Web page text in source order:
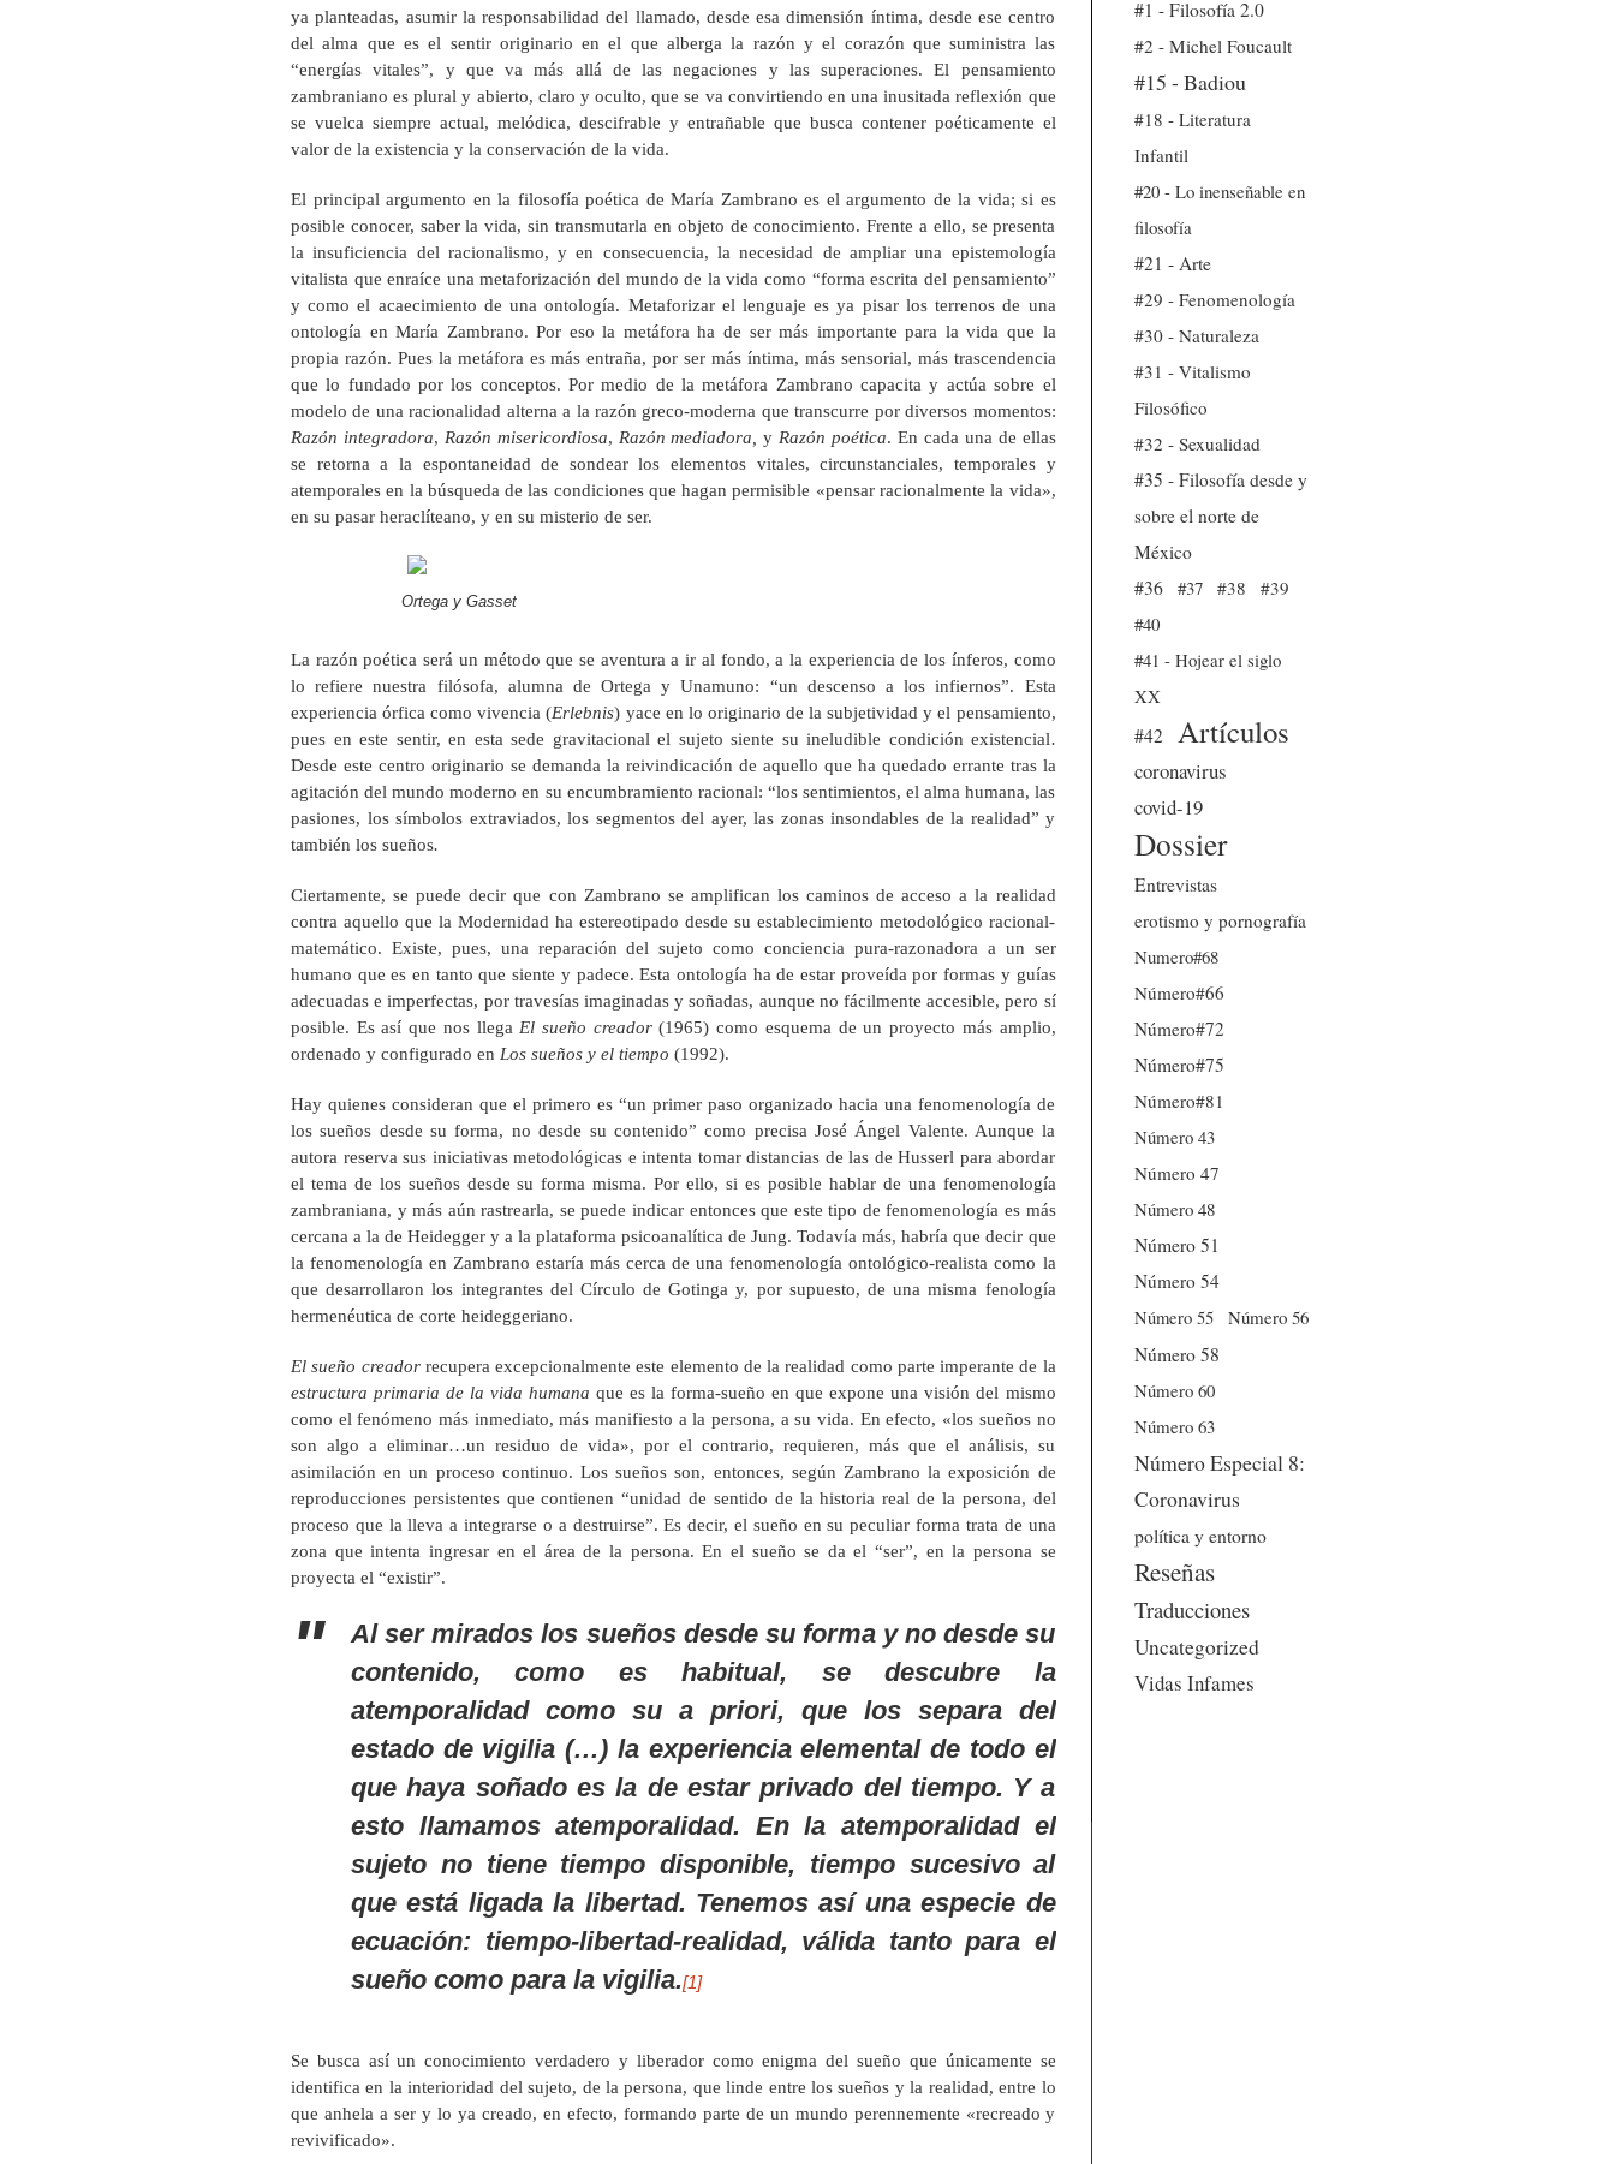
ya planteadas, asumir la responsabilidad del llamado, desde esa dimensión íntima, desde ese centro
del alma que es el sentir originario en el que alberga la razón y el corazón que suministra las
“energías vitales”, y que va más allá de las negaciones y las superaciones. El pensamiento
zambraniano es plural y abierto, claro y oculto, que se va convirtiendo en una inusitada reflexión que
se vuelca siempre actual, melódica, descifrable y entrañable que busca contener poéticamente el
valor de la existencia y la conservación de la vida.
El principal argumento en la filosofía poética de María Zambrano es el argumento de la vida; si es
posible conocer, saber la vida, sin transmutarla en objeto de conocimiento. Frente a ello, se presenta
la insuficiencia del racionalismo, y en consecuencia, la necesidad de ampliar una epistemología
vitalista que enraíce una metaforización del mundo de la vida como “forma escrita del pensamiento”
y como el acaecimiento de una ontología. Metaforizar el lenguaje es ya pisar los terrenos de una
ontología en María Zambrano. Por eso la metáfora ha de ser más importante para la vida que la
propia razón. Pues la metáfora es más entraña, por ser más íntima, más sensorial, más trascendencia
que lo fundado por los conceptos. Por medio de la metáfora Zambrano capacita y actúa sobre el
modelo de una racionalidad alterna a la razón greco-moderna que transcurre por diversos momentos:
Razón integradora, Razón misericordiosa, Razón mediadora,y Razón poética. En cada una de ellas
se retorna a la espontaneidad de sondear los elementos vitales, circunstanciales, temporales y
atemporales en la búsqueda de las condiciones que hagan permisible «pensar racionalmente la vida»,
en su pasar heraclíteano, y en su misterio de ser.
Ortega y Gasset
La razón poética será un método que se aventura a ir al fondo, a la experiencia de los ínferos, como
lo refiere nuestra filósofa, alumna de Ortega y Unamuno: “un descenso a los infiernos”. Esta
experiencia órfica como vivencia (Erlebnis) yace en lo originario de la subjetividad y el pensamiento,
pues en este sentir, en esta sede gravitacional el sujeto siente su ineludible condición existencial.
Desde este centro originario se demanda la reivindicación de aquello que ha quedado errante tras la
agitación del mundo moderno en su encumbramiento racional: “los sentimientos, el alma humana, las
pasiones, los símbolos extraviados, los segmentos del ayer, las zonas insondables de la realidad” y
también los sueños.
Ciertamente, se puede decir que con Zambrano se amplifican los caminos de acceso a la realidad
contra aquello que la Modernidad ha estereotipado desde su establecimiento metodológico racional-
matemático. Existe, pues, una reparación del sujeto como conciencia pura-razonadora a un ser
humano que es en tanto que siente y padece. Esta ontología ha de estar proveída por formas y guías
adecuadas e imperfectas, por travesías imaginadas y soñadas, aunque no fácilmente accesible, pero sí
posible. Es así que nos llegaEl sueño creador(1965) como esquema de un proyecto más amplio,
ordenado y configurado en Los sueños y el tiempo (1992).
Hay quienes consideran que el primero es “un primer paso organizado hacia una fenomenología de
los sueños desde su forma, no desde su contenido” como precisa José Ángel Valente. Aunque la
autora reserva sus iniciativas metodológicas e intenta tomar distancias de las de Husserl para abordar
el tema de los sueños desde su forma misma. Por ello, si es posible hablar de una fenomenología
zambraniana, y más aún rastrearla, se puede indicar entonces que este tipo de fenomenología es más
cercana a la de Heidegger y a la plataforma psicoanalítica de Jung. Todavía más, habría que decir que
la fenomenología en Zambrano estaría más cerca de una fenomenología ontológico-realista como la
que desarrollaron los integrantes del Círculo de Gotinga y, por supuesto, de una misma fenología
hermenéutica de corte heideggeriano.
El sueño creadorrecupera excepcionalmente este elemento de la realidad como parte imperante de la
estructura primaria de la vida humanaque es la forma-sueño en que expone una visión del mismo
como el fenómeno más inmediato, más manifiesto a la persona, a su vida. En efecto, «los sueños no
son algo a eliminar…un residuo de vida», por el contrario, requieren, más que el análisis, su
asimilación en un proceso continuo. Los sueños son, entonces, según Zambrano la exposición de
reproducciones persistentes que contienen “unidad de sentido de la historia real de la persona, del
proceso que la lleva a integrarse o a destruirse”. Es decir, el sueño en su peculiar forma trata de una
zona que intenta ingresar en el área de la persona. En el sueño se da el “ser”, en la persona se
proyecta el “existir”.
Al ser mirados los sueños desde su forma y no desde su
contenido, como es habitual, se descubre la
atemporalidad como su a priori, que los separa del
estado de vigilia (…) la experiencia elemental de todo el
que haya soñado es la de estar privado del tiempo. Y a
esto llamamos atemporalidad. En la atemporalidad el
sujeto no tiene tiempo disponible, tiempo sucesivo al
que está ligada la libertad. Tenemos así una especie de
ecuación: tiempo-libertad-realidad, válida tanto para el
sueño como para la vigilia.[1]
Se busca así un conocimiento verdadero y liberador como enigma del sueño que únicamente se
identifica en la interioridad del sujeto, de la persona, que linde entre los sueños y la realidad, entre lo
que anhela a ser y lo ya creado, en efecto, formando parte de un mundo perennemente «recreado y
revivificado».
#1 - Filosofía 2.0
#2 - Michel Foucault
#15 - Badiou
#18 - Literatura
Infantil
#20 - Lo inenseñable en
filosofía
#21 - Arte
#29 - Fenomenología
#30 - Naturaleza
#31 - Vitalismo
Filosófico
#32 - Sexualidad
#35 - Filosofía desde y
sobre el norte de
México
#36
#37 #38
#39
#40
#41 - Hojear el siglo
XX
#42
Artículos
coronavirus
covid-19
Dossier
Entrevistas
erotismo y pornografía
Numero#68
Número#66
Número#72
Número#75
Número#81
Número 43
Número 47
Número 48
Número 51
Número 54
Número 55
Número 56
Número 58
Número 60
Número 63
Número Especial 8:
Coronavirus
política y entorno
Reseñas
Traducciones
Uncategorized
Vidas Infames